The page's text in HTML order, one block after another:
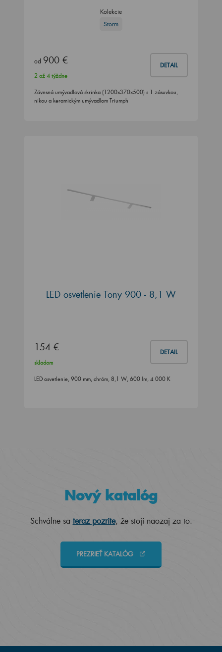
Kolekcie
Storm
od 900 € DETAIL
2 až 4 týždne
Závesná umývadlová skrinka (1200x370x500) s 1 zásuvkou,
nikou a keramickým umývadlom Triumph
LED osvetlenie Tony 900 - 8,1 W
154 € DETAIL
skladom
LED osvetlenie, 900 mm, chróm, 8,1 W, 600 lm, 4 000 K
Nový katalóg
Schválne sa teraz pozrite, že stojí naozaj za to.
PREZRIEŤ KATALÓG